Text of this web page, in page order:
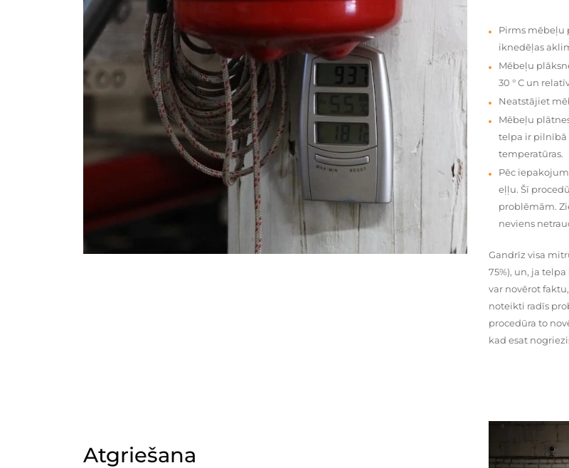
Pirms mēbeļu
iknedēļas
Mēbeļu
30 ° C un
Neatstājiet
Mēbeļu
telpa ir pilnībā
temperatūras.
Pēc
eļļu. Šī
problēmām.
neviens
Gandrīz visa
75%), un, ja
var novērot
noteikti radīs
procedūra to
kad esat
Atgriešana